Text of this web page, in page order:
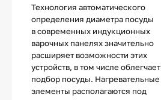
Технология автоматического
определения диаметра посуды
в современных индукционных
варочных панелях значительно
расширяет возможности этих
устройств, в том числе облегчает
подбор посуды. Нагревательные
элементы располагаются под